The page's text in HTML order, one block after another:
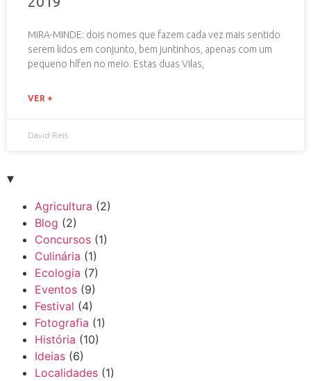
MIRA-MINDE: dois nomes que fazem cada vez mais sentido
serem lidos em conjunto, bem juntinhos, apenas com um
pequeno hífen no meio. Estas duas Vilas,
VER +
David Reis
▾
Agricultura (2)
Blog (2)
Concursos (1)
Culinária (1)
Ecologia (7)
Eventos (9)
Festival (4)
Fotografia (1)
História (10)
Ideias (6)
Localidades (1)